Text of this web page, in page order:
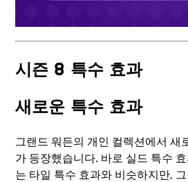
시즌 8 특수 효과
새로운 특수 효과
그랜드 워든의 개인 컬렉션에서 새
가 등장했습니다. 바로 실드 특수
는 타일 특수 효과와 비슷하지만,